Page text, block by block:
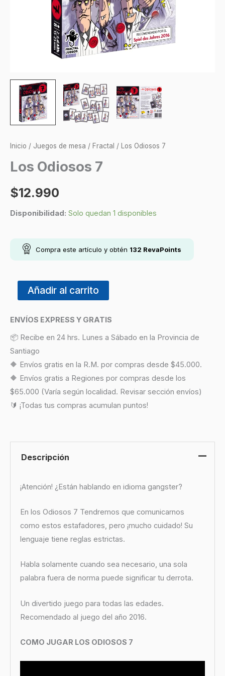
Inicio / Juegos de mesa / Fractal / Los Odiosos 7
Los Odiosos 7
$12.990
Disponibilidad: Solo quedan 1 disponibles
Compra este artículo y obtén 132 RevaPoints
Añadir al carrito
ENVÍOS EXPRESS Y GRATIS
📦 Recibe en 24 hrs. Lunes a Sábado en la Provincia de
Santiago
🔶 Envíos gratis en la R.M. por compras desde $45.000.
🔶 Envíos gratis a Regiones por compras desde los
$65.000 (Varía según localidad. Revisar sección envíos)
🔰 ¡Todas tus compras acumulan puntos!
Descripción
¡Atención! ¿Están hablando en idioma gangster?
En los Odiosos 7 Tendremos que comunicarnos
como estos estafadores, pero ¡mucho cuidado! Su
lenguaje tiene reglas estrictas.
Habla solamente cuando sea necesario, una sola
palabra fuera de norma puede significar tu derrota.
Un divertido juego para todas las edades.
Recomendado al juego del año 2016.
COMO JUGAR LOS ODIOSOS 7